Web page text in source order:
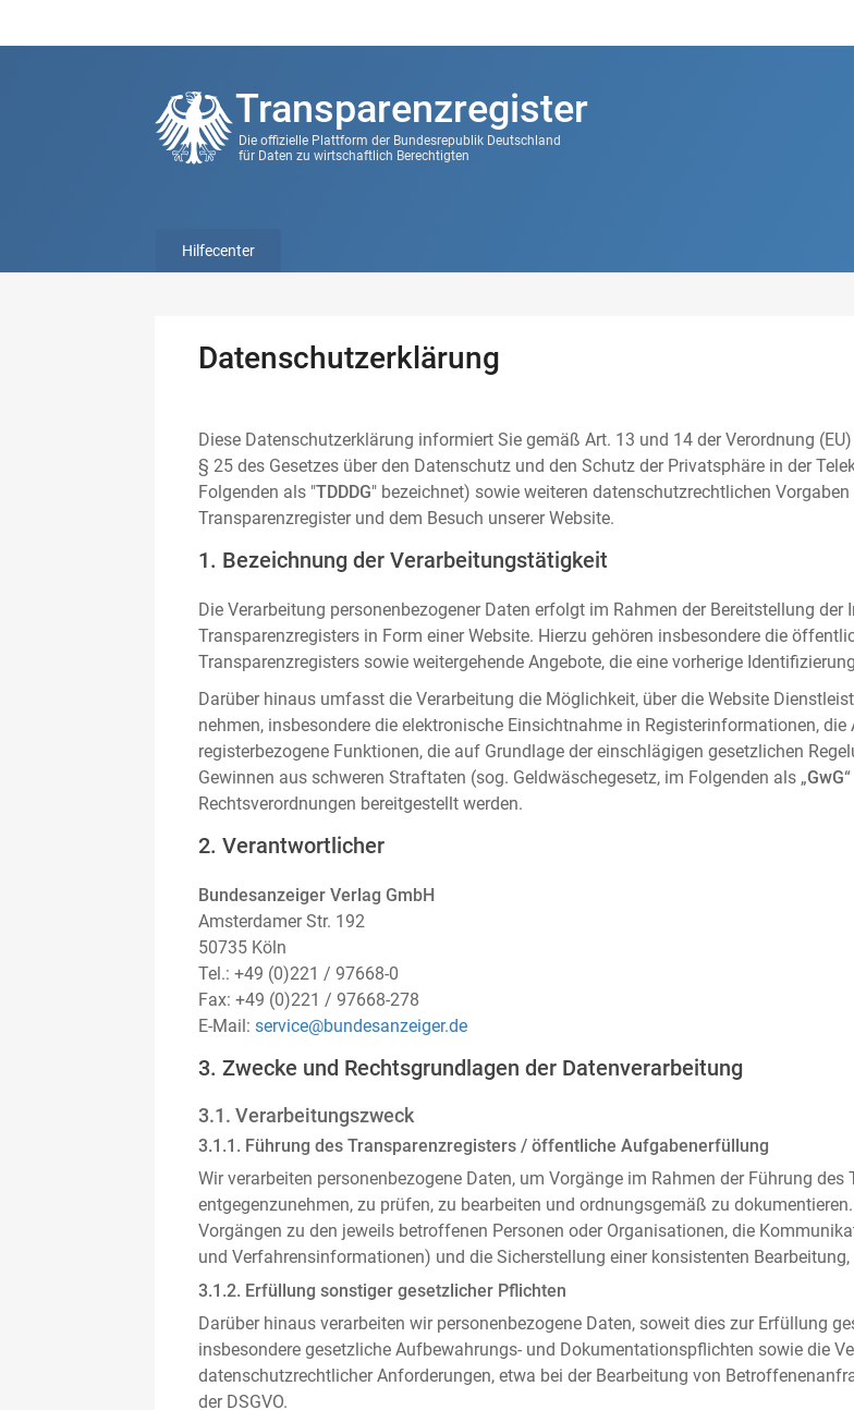
Transparenzregister
Die offizielle Plattform der Bundesrepublik Deutschland
für Daten zu wirtschaftlich Berechtigten
Hilfecenter
Datenschutzerklärung
Diese Datenschutzerklärung informiert Sie gemäß Art. 13 und 14 der Verordnung
§ 25 des Gesetzes über den Datenschutz und den Schutz der Privatsphäre in der
Folgenden als "TDDDG" bezeichnet) sowie weiteren datenschutzrechtlichen
Transparenzregister und dem Besuch unserer Website.
1. Bezeichnung der Verarbeitungstätigkeit
Die Verarbeitung personenbezogener Daten erfolgt im Rahmen der Bereitstellung
Transparenzregisters in Form einer Website. Hierzu gehören insbesondere die
Transparenzregisters sowie weitergehende Angebote, die eine vorherige
Darüber hinaus umfasst die Verarbeitung die Möglichkeit, über die Website
nehmen, insbesondere die elektronische Einsichtnahme in Registerinformationen,
registerbezogene Funktionen, die auf Grundlage der einschlägigen gesetzlichen
Gewinnen aus schweren Straftaten (sog. Geldwäschegesetz, im Folgenden als „GwG
Rechtsverordnungen bereitgestellt werden.
2. Verantwortlicher
Bundesanzeiger Verlag GmbH
Amsterdamer Str. 192
50735 Köln
Tel.: +49 (0)221 / 97668-0
Fax: +49 (0)221 / 97668-278
E-Mail: service@bundesanzeiger.de
3. Zwecke und Rechtsgrundlagen der Datenverarbeitung
3.1. Verarbeitungszweck
3.1.1. Führung des Transparenzregisters / öffentliche Aufgabenerfüllung
Wir verarbeiten personenbezogene Daten, um Vorgänge im Rahmen der Führung
entgegenzunehmen, zu prüfen, zu bearbeiten und ordnungsgemäß zu
Vorgängen zu den jeweils betroffenen Personen oder Organisationen, die
und Verfahrensinformationen) und die Sicherstellung einer konsistenten
3.1.2. Erfüllung sonstiger gesetzlicher Pflichten
Darüber hinaus verarbeiten wir personenbezogene Daten, soweit dies zur Erfüllung
insbesondere gesetzliche Aufbewahrungs- und Dokumentationspflichten sowie die
datenschutzrechtlicher Anforderungen, etwa bei der Bearbeitung von
der DSGVO.